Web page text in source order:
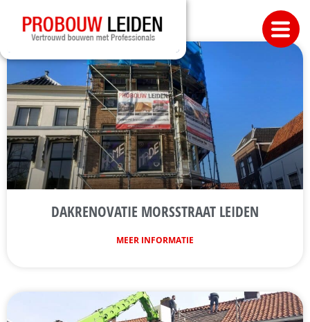
DAKRENOVATIE MORSSTRAAT LEIDEN
MEER INFORMATIE